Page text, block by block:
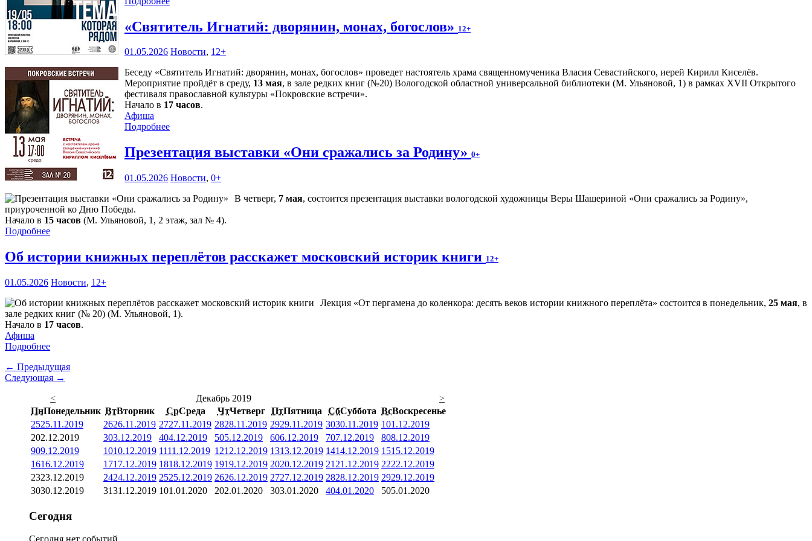
«Святитель Игнатий: дворянин, монах, богослов» 12+
01.05.2026 Новости, 12+
Беседу «Святитель Игнатий: дворянин, монах, богослов» проведет настоятель храма священномученика Власия Севастийского, иерей Кирилл Киселёв.
Мероприятие пройдёт в среду, 13 мая, в зале редких книг (№20) Вологодской областной универсальной библиотеки (М. Ульяновой, 1) в рамках XVII Открытого
фестиваля православной культуры «Покровские встречи».
Начало в 17 часов.
Афиша
Подробнее
Презентация выставки «Они сражались за Родину» 0+
01.05.2026 Новости, 0+
В четверг, 7 мая, состоится презентация выставки вологодской художницы Веры Шашериной «Они сражались за Родину»,
приуроченной ко Дню Победы.
Начало в 15 часов (М. Ульяновой, 1, 2 этаж, зал № 4).
Подробнее
Об истории книжных переплётов расскажет московский историк книги 12+
01.05.2026 Новости, 12+
Лекция «От пергамена до коленкора: десять веков истории книжного переплёта» состоится в понедельник, 25 мая, в
зале редких книг (№ 20) (М. Ульяновой, 1).
Начало в 17 часов.
Афиша
Подробнее
← Предыдущая
Следующая →
<
Декабрь 2019
>
ПнПонедельник ВтВторник СрСреда ЧтЧетверг ПтПятница СбСуббота ВсВоскресенье
2525.11.2019 2626.11.2019 2727.11.2019 2828.11.2019 2929.11.2019 3030.11.2019 101.12.2019
202.12.2019 303.12.2019 404.12.2019 505.12.2019 606.12.2019 707.12.2019 808.12.2019
909.12.2019 1010.12.2019 1111.12.2019 1212.12.2019 1313.12.2019 1414.12.2019 1515.12.2019
1616.12.2019 1717.12.2019 1818.12.2019 1919.12.2019 2020.12.2019 21 21.12.2019 2222.12.2019
2323.12.2019 2424.12.2019 2525.12.2019 2626.12.2019 2727.12.2019 2828.12.2019 2929.12.2019
3030.12.2019 3131.12.2019 101.01.2020 202.01.2020 303.01.2020 404.01.2020 505.01.2020
Сегодня